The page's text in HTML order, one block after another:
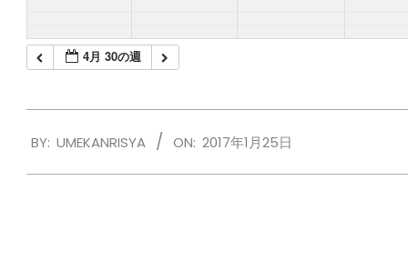
4月 30の週
01-
BY: UMEKANRISYA ON: 2017年1月25日